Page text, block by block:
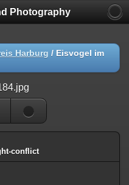
Photography
Harburg / Eisvogel im